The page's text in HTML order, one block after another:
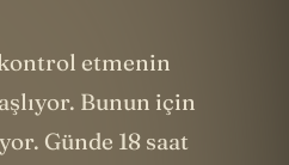
etmenin
Bunun için
Günde 18 saat